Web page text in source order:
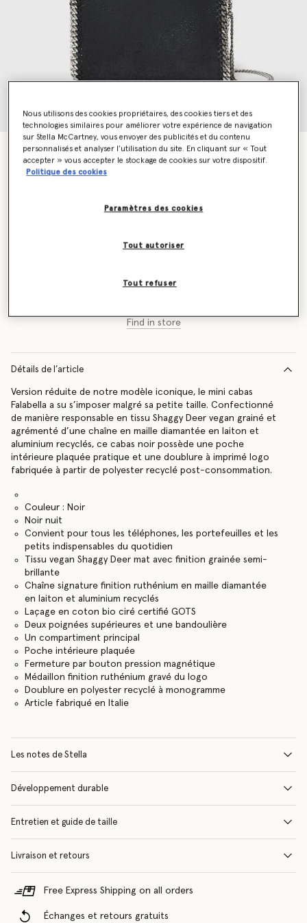
Mini cabas Falabella
CA$1,810.00
Ajouter au panier
Find in store
Détails de l’article
Version réduite de notre modèle iconique, le mini cabas
Falabella a su s’imposer malgré sa petite taille. Confectionné
de manière responsable en tissu Shaggy Deer vegan grainé et
agrémenté d’une chaîne en maille diamantée en laiton et
aluminium recyclés, ce cabas noir possède une poche
intérieure plaquée pratique et une doublure à imprimé logo
fabriquée à partir de polyester recyclé post-consommation.
Couleur : Noir
Noir nuit
Convient pour tous les téléphones, les portefeuilles et les
petits indispensables du quotidien
Tissu vegan Shaggy Deer mat avec finition grainée semi-
brillante
Chaîne signature finition ruthénium en maille diamantée
en laiton et aluminium recyclés
Laçage en coton bio ciré certifié GOTS
Deux poignées supérieures et une bandoulière
Un compartiment principal
Poche intérieure plaquée
Fermeture par bouton pression magnétique
Médaillon finition ruthénium gravé du logo
Doublure en polyester recyclé à monogramme
Article fabriqué en Italie
Les notes de Stella
Développement durable
Entretien et guide de taille
Livraison et retours
Free Express Shipping on all orders
Échanges et retours gratuits
Nous utilisons des cookies propriétaires, des cookies tiers et des
technologies similaires pour améliorer votre expérience de navigation
sur Stella McCartney, vous envoyer des publicités et du contenu
personnalisés et analyser l’utilisation du site. En cliquant sur « Tout
accepter » vous accepter le stockage de cookies sur votre dispositif.
Politique des cookies
Paramètres des cookies
Tout refuser
Tout autoriser